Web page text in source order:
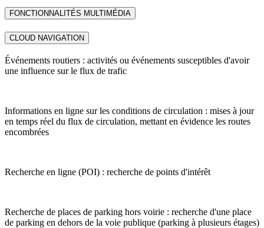
FONCTIONNALITÉS MULTIMÉDIA
CLOUD NAVIGATION
Événements routiers : activités ou événements susceptibles d'avoir
une influence sur le flux de trafic
Informations en ligne sur les conditions de circulation : mises à jour
en temps réel du flux de circulation, mettant en évidence les routes
encombrées
Recherche en ligne (POI) : recherche de points d'intérêt
Recherche de places de parking hors voirie : recherche d'une place
de parking en dehors de la voie publique (parking à plusieurs étages)